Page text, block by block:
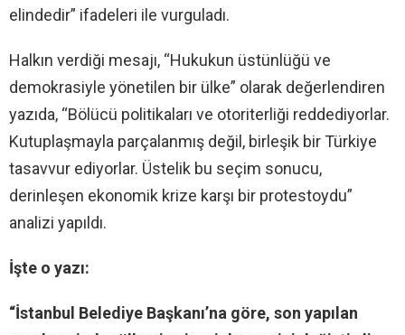
elindedir” ifadeleri ile vurguladı.
Halkın verdiği mesajı, “Hukukun üstünlüğü ve
demokrasiyle yönetilen bir ülke” olarak değerlendiren
yazıda, “Bölücü politikaları ve otoriterliği reddediyorlar.
Kutuplaşmayla parçalanmış değil, birleşik bir Türkiye
tasavvur ediyorlar. Üstelik bu seçim sonucu,
derinleşen ekonomik krize karşı bir protestoydu”
analizi yapıldı.
İşte o yazı:
“İstanbul Belediye Başkanı’na göre, son yapılan